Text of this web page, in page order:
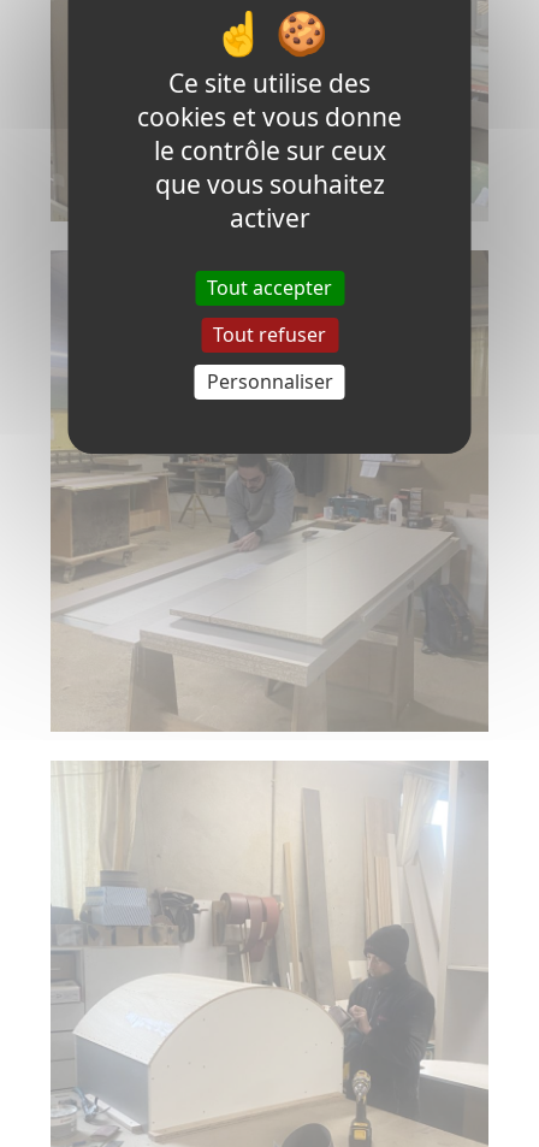
Ce site utilise des
cookies et vous donne
le contrôle sur ceux
que vous souhaitez
activer
Tout accepter
Tout refuser
Personnaliser